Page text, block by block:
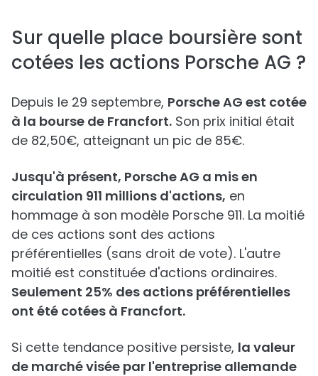
Sur quelle place boursière sont
cotées les actions Porsche AG ?
Depuis le 29 septembre, Porsche AG est cotée
à la bourse de Francfort. Son prix initial était
de 82,50€, atteignant un pic de 85€.
Jusqu'à présent, Porsche AG a mis en
circulation 911 millions d'actions, en
hommage à son modèle Porsche 911. La moitié
de ces actions sont des actions
préférentielles (sans droit de vote). L'autre
moitié est constituée d'actions ordinaires.
Seulement 25% des actions préférentielles
ont été cotées à Francfort.
Si cette tendance positive persiste, la valeur
de marché visée par l'entreprise allemande